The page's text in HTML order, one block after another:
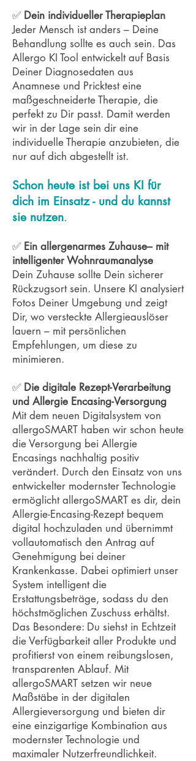
✅ Dein individueller Therapieplan
Jeder Mensch ist anders – Deine
Behandlung sollte es auch sein. Das
Allergo KI Tool entwickelt auf Basis
Deiner Diagnosedaten aus
Anamnese und Pricktest eine
maßgeschneiderte Therapie, die
perfekt zu Dir passt. Damit werden
wir in der Lage sein dir eine
individuelle Therapie anzubieten, die
nur auf dich abgestellt ist.
Schon heute ist bei uns KI für
dich im Einsatz - und du kannst
sie nutzen.
✅ Ein allergenarmes Zuhause– mit
intelligenter Wohnraumanalyse
Dein Zuhause sollte Dein sicherer
Rückzugsort sein. Unsere KI analysiert
Fotos Deiner Umgebung und zeigt
Dir, wo versteckte Allergieauslöser
lauern – mit persönlichen
Empfehlungen, um diese zu
minimieren.
✅ Die digitale Rezept-Verarbeitung
und Allergie Encasing-Versorgung
Mit dem neuen Digitalsystem von
allergoSMART haben wir schon heute
die Versorgung bei Allergie
Encasings nachhaltig positiv
verändert. Durch den Einsatz von uns
entwickelter modernster Technologie
ermöglicht allergoSMART es dir, dein
Allergie-Encasing-Rezept bequem
digital hochzuladen und übernimmt
vollautomatisch den Antrag auf
Genehmigung bei deiner
Krankenkasse. Dabei optimiert unser
System intelligent die
Erstattungsbeträge, sodass du den
höchstmöglichen Zuschuss erhältst.
Das Besondere: Du siehst in Echtzeit
die Verfügbarkeit aller Produkte und
profitierst von einem reibungslosen,
transparenten Ablauf. Mit
allergoSMART setzen wir neue
Maßstäbe in der digitalen
Allergieversorgung und bieten dir
eine einzigartige Kombination aus
modernster Technologie und
maximaler Nutzerfreundlichkeit.